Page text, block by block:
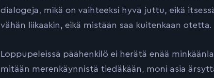
dialogeja, mikä on vaihteeksi hyvä juttu, eikä
vähän liikaakin, eikä mistään saa kuitenkaan otetta.
Loppupeleissä päähenkilö ei herätä enää
mitään merenkäynnistä tiedäkään, moni asia